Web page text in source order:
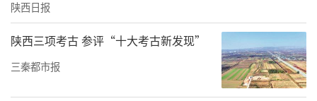
陕西日报
陕西三项考古 参评“十大考古新发现”
三秦都市报